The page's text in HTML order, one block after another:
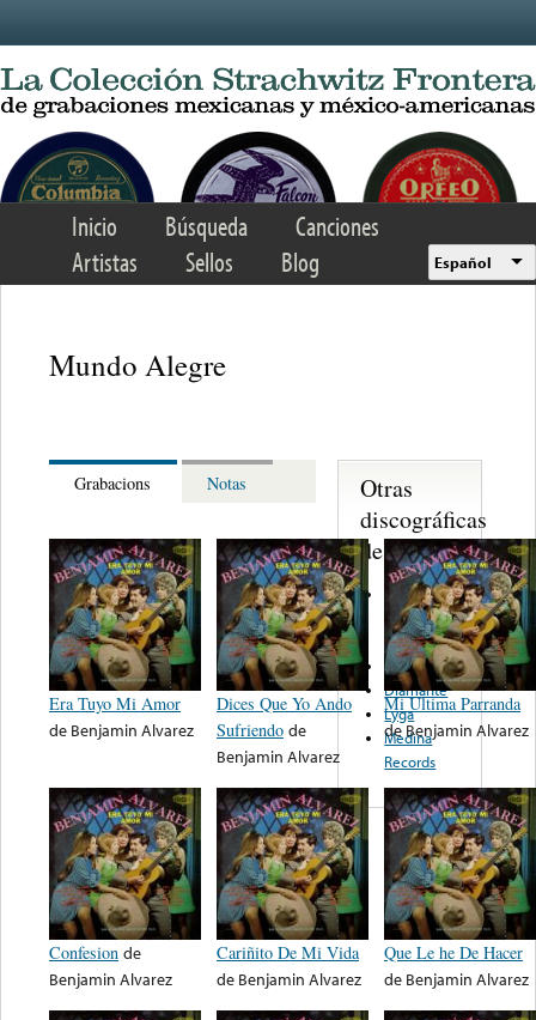
Inicio Búsqueda
Canciones
Artistas
Sellos Blog Español
Mundo Alegre
Grabacions Notas
Era Tuyo Mi Amor
de Benjamin Alvarez
Dices Que Yo Ando
Sufriendo de
Benjamin Alvarez
Mi Ultima Parranda
de Benjamin Alvarez
Confesion de
Benjamin Alvarez
Cariñito De Mi Vida
de Benjamin Alvarez
Que Le he De Hacer
de Benjamin Alvarez
Otras
discográficas
de nota ...
Mundo
Alegre
Records
Discos TBC
Diamante
Lyga
Medina
Records